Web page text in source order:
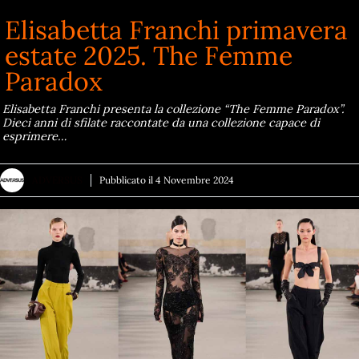
Elisabetta Franchi primavera
estate 2025. The Femme
Paradox
Elisabetta Franchi presenta la collezione “The Femme Paradox”.
Dieci anni di sfilate raccontate da una collezione capace di
esprimere…
Pubblicato il 4 Novembre 2024